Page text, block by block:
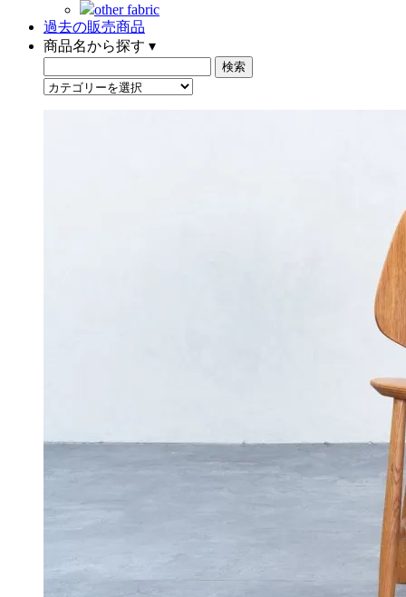
other fabric
過去の販売商品
商品名から探す ▾